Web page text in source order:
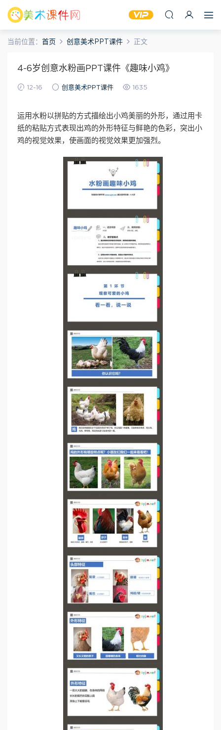
当前位置： 首页 创意美术PPT课件 正文
4-6岁创意水粉画PPT课件《趣味小鸡》
12-16 创意美术PPT课件 1635
运用水粉以拼贴的方式描绘出小鸡美丽的外形，通过用卡
纸的粘贴方式表现出鸡的外形特征与鲜艳的色彩，突出小
鸡的视觉效果，使画面的视觉效果更加强烈。